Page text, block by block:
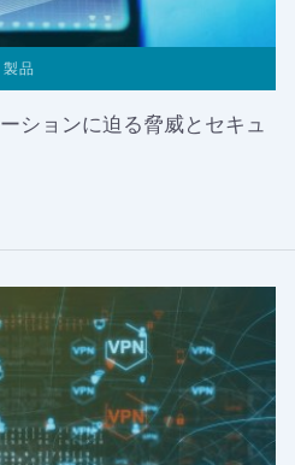
品
ションに迫る脅威とセキュ